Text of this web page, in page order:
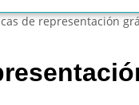
de representación